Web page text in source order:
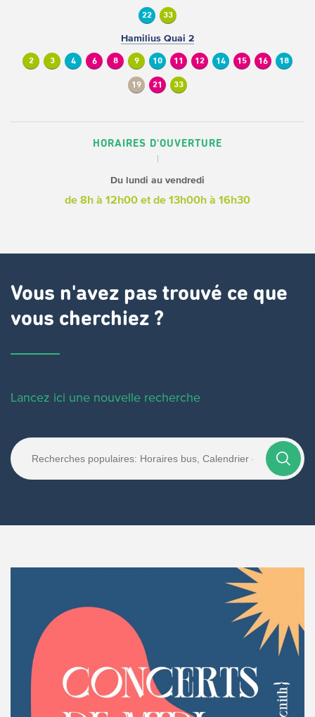
22 33
Hamilius Quai 2
2 3 4 6 8 9 10 11 12 14 15 16 18
19 21 33
HORAIRES D'OUVERTURE
Du lundi au vendredi
de 8h à 12h00 et de 13h00h à 16h30
Vous n'avez pas trouvé ce que
vous cherchiez ?
Lancez ici une nouvelle recherche